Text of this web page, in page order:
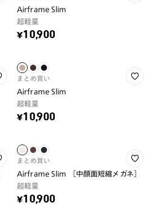
Airframe Slim
超軽量
¥10,900
まとめ買い
Airframe Slim
超軽量
¥10,900
まとめ買い
Airframe Slim ［中顔面短縮メガネ］
超軽量
¥10,900